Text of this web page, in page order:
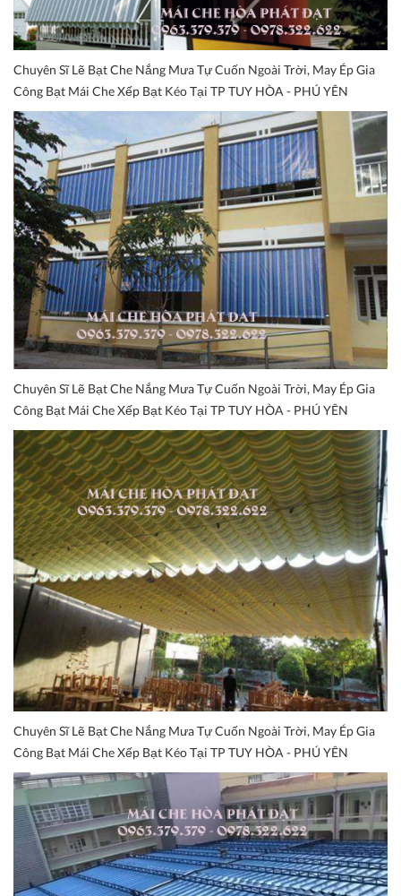
Chuyên Sĩ Lẽ Bạt Che Nắng Mưa Tự Cuốn Ngoài Trời, May Ép Gia
Công Bạt Mái Che Xếp Bạt Kéo Tại TP TUY HÒA - PHÚ YÊN
Chuyên Sĩ Lẽ Bạt Che Nắng Mưa Tự Cuốn Ngoài Trời, May Ép Gia
Công Bạt Mái Che Xếp Bạt Kéo Tại TP TUY HÒA - PHÚ YÊN
Chuyên Sĩ Lẽ Bạt Che Nắng Mưa Tự Cuốn Ngoài Trời, May Ép Gia
Công Bạt Mái Che Xếp Bạt Kéo Tại TP TUY HÒA - PHÚ YÊN